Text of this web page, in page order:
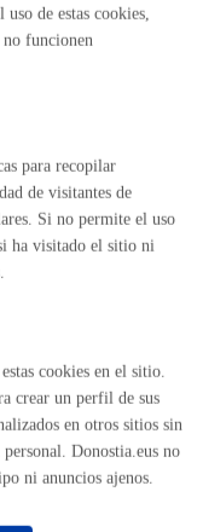
desde la fecha
de estas cookies,
no funcionen
para recopilar
de visitantes de
Si no permite el uso
ha visitado el sitio ni
cookies en el sitio.
crear un perfil de sus
en otros sitios sin
Donostia.eus no
ni anuncios ajenos.